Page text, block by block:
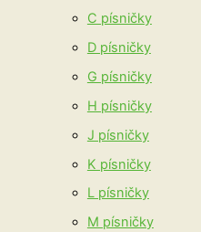
C písničky
D písničky
G písničky
H písničky
J písničky
K písničky
L písničky
M písničky